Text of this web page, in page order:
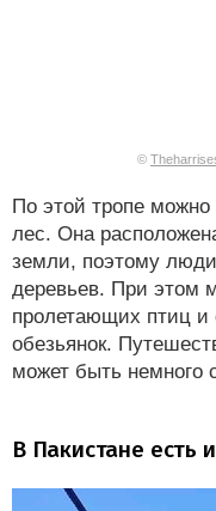
©
По этой тропе можно
лес. Она
земли, поэтому
деревьев. При этом
пролетающих птиц и
обезьянок.
может быть немного
В Пакистане есть